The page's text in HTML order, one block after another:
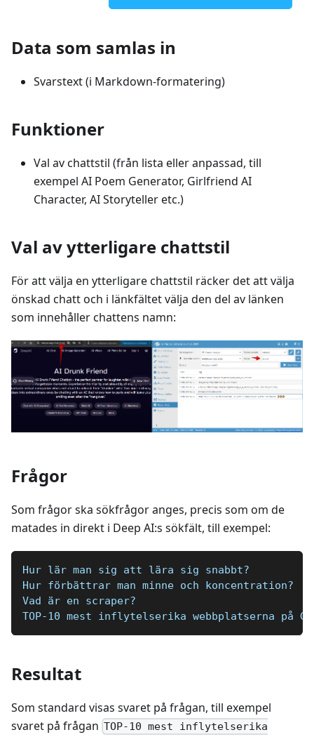
Data som samlas in
Svarstext (i Markdown-formatering)
Funktioner
Val av chattstil (från lista eller anpassad, till
exempel AI Poem Generator, Girlfriend AI
Character, AI Storyteller etc.)
Val av ytterligare chattstil
För att välja en ytterligare chattstil räcker det att välja
önskad chatt och i länkfältet välja den del av länken
som innehåller chattens namn:
Frågor
Som frågor ska sökfrågor anges, precis som om de
matades in direkt i Deep AI:s sökfält, till exempel:
Hur lär man sig att lära sig snabbt?
Hur förbättrar man minne och koncentration?
Vad är en scraper?
TOP-10 mest inflytelserika webbplatserna på
Resultat
Som standard visas svaret på frågan, till exempel
svaret på frågan TOP-10 mest inflytelserika